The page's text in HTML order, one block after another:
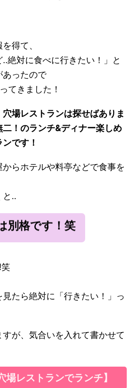
得て、
‥絶対に食べに行きたい！」と
あったので
てきました！
場レストランは探せばありま
！のランチ&ディナー楽しめ
です！
らホテルや料亭などで食事を
と‥
別格です！笑
たら絶対に「行きたい！」っ
が、気合いを入れて書かせて
場レストランでランチ】